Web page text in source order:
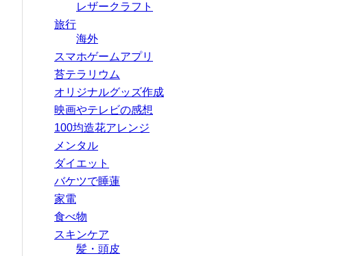
レザークラフト
旅行
海外
スマホゲームアプリ
苔テラリウム
オリジナルグッズ作成
映画やテレビの感想
100均造花アレンジ
メンタル
ダイエット
バケツで睡蓮
家電
食べ物
スキンケア
髪・頭皮